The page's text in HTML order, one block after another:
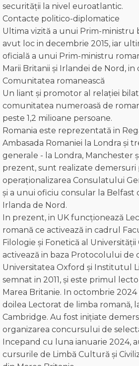
securității la nivel euroatlantic.
Contacte politico-diplomatice
Ultima vizită a unui Prim-ministru
avut loc in decembrie 2015, iar
oficială a unui Prim-ministru
Marii Britanii și Irlandei de Nord,
Comunitatea romanească
Un liant și promotor al relației
comunitatea numeroasă de
peste 1,2 milioane persoane.
Romania este reprezentată in
Ambasada Romaniei la Londra și
generale - la Londra, Manchester
prezent, sunt realizate
operaționalizarea Consulatului
și a unui oficiu consular la Belfast
Irlanda de Nord.
In prezent, in UK funcționează
romană ce activează in cadrul
Filologie și Fonetică al Universității
activează in baza Protocolului de
Universitatea Oxford şi Institutul
semnat in 2011, și este primul
Marea Britanie. In octombrie
doilea Lectorat de limba romană,
Cambridge. Au fost inițiate
organizarea concursului de
Incepand cu luna ianuarie 2024,
cursurile de Limbă Cultură și